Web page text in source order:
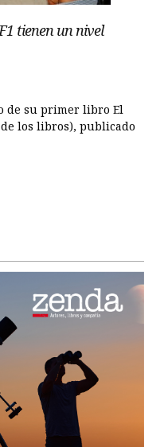
tienen un nivel
de su primer libro El
los libros), publicado